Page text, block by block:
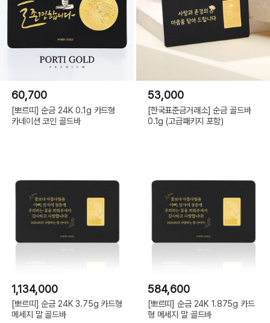
60,700
[뽀르띠] 순금 24K 0.1g 카드형
카네이션 코인 골드바
53,000
[한국표준금거래소] 순금 골드바
0.1g (고급패키지 포함)
1,134,000
[뽀르띠] 순금 24K 3.75g 카드형
메세지 말 골드바
584,600
[뽀르띠] 순금 24K 1.875g 카드
형 메세지 말 골드바